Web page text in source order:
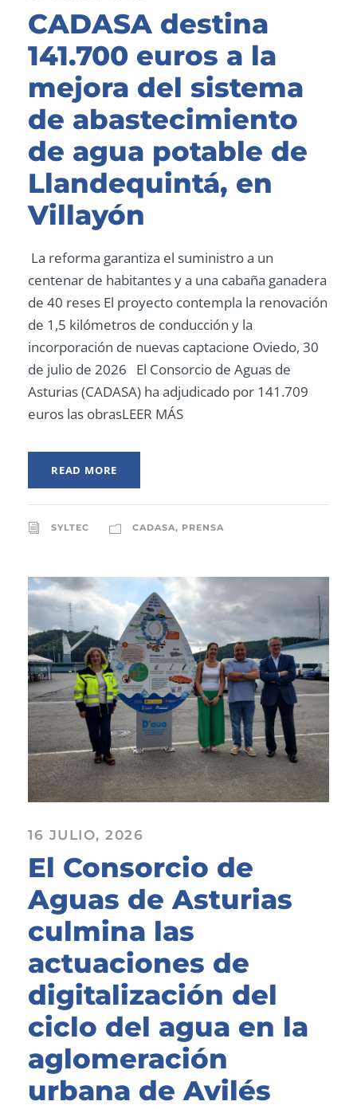
CADASA destina
141.700 euros a la
mejora del sistema
de abastecimiento
de agua potable de
Llandequintá, en
Villayón
La reforma garantiza el suministro a un
centenar de habitantes y a una cabaña ganadera
de 40 reses El proyecto contempla la renovación
de 1,5 kilómetros de conducción y la
incorporación de nuevas captacione Oviedo, 30
de julio de 2026 El Consorcio de Aguas de
Asturias (CADASA) ha adjudicado por 141.709
euros las obrasLEER MÁS
READ MORE
SYLTEC CADASA, PRENSA
16 JULIO, 2026
El Consorcio de
Aguas de Asturias
culmina las
actuaciones de
digitalización del
ciclo del agua en la
aglomeración
urbana de Avilés